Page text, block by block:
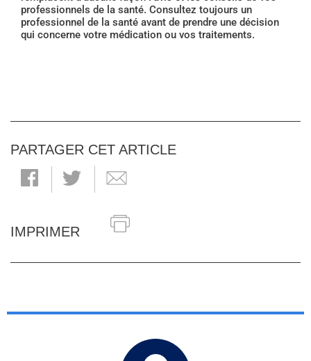
professionnels de la santé. Consultez toujours un
professionnel de la santé avant de prendre une décision
qui concerne votre médication ou vos traitements.
PARTAGER CET ARTICLE
IMPRIMER